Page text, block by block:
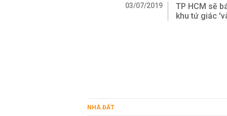
03/07/2019
TP HCM sẽ
khu tứ giác
NHÀ ĐẤT